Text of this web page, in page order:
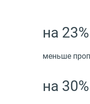
на 23%
меньше
на 30%